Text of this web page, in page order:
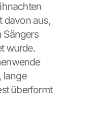
davon aus,
Sängers
wurde.
lange
überformt